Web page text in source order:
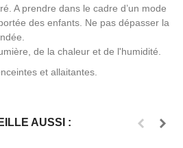
A prendre dans le cadre d’un mode
des enfants. Ne pas dépasser la
de la chaleur et de l'humidité.
et allaitantes.
AUSSI :